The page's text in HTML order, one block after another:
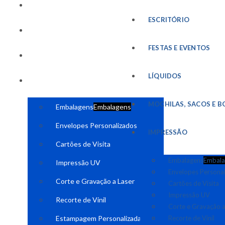
EmbalagensEmbalagens
Envelopes Personalizados
Cartões de Visita
Impressão UV
Corte e Gravação a Laser
Recorte de Vinil
Estampagem Personalizada
ESCRITÓRIO
FESTAS E EVENTOS
LÍQUIDOS
MOCHILAS, SACOS E
IMPRESSÃO
Embalagens
Envelopes
Cartões de Visita
Impressão UV
Corte e Gravação
Recorte de Vinil